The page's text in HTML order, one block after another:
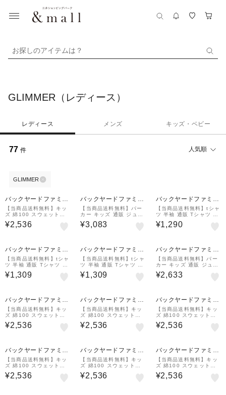
お探しのアイテムは？
GLIMMER（レディース）
レディース メンズ キッズ・ベビー
77 件 人気順
GLIMMER
バックヤードファミリ
ー
【当商品送料無料】キッ
ズ 綿100 スウェットパ
ンツ 通販 ジュニア スウ
ェット パンツ ルームウ
¥2,536
バックヤードファミリ
ー【当商品送料無料】パー
カー キッズ 通販 ジュニ
ア パーカ ジップアップ
ジップアップライトパー
¥3,083
バックヤードファミリ
ー
【当商品送料無料】tシャ
ツ 半袖 通販 Tシャツ カ
ットソー キッズ 120 13
0 140 150 無地 ユニフ
¥1,290
バックヤードファミリ
ー
【当商品送料無料】tシャ
ツ 半袖 通販 Tシャツ カ
ットソー メンズ レディ
ース SS S M L LL 大き
¥1,309
バックヤードファミリ
ー【当商品送料無料】tシャ
ツ 半袖 通販 Tシャツ カ
ットソー メンズ レディ
ース SS S M L LL 大き
¥1,309
バックヤードファミリ
ー
【当商品送料無料】パー
カー キッズ 通販 ジュニ
ア パーカ スエット フー
ディー フーデッドライト
¥2,633
バックヤードファミリ
ー
【当商品送料無料】キッ
ズ 綿100 スウェットパ
ンツ 通販 ジュニア スウ
ェット パンツ ルームウ
¥2,536
バックヤードファミリ
ー【当商品送料無料】キッ
ズ 綿100 スウェットパ
ンツ 通販 ジュニア スウ
ェット パンツ ルームウ
¥2,536
バックヤードファミリ
ー
【当商品送料無料】キッ
ズ 綿100 スウェットパ
ンツ 通販 ジュニア スウ
ェット パンツ ルームウ
¥2,536
バックヤードファミリ
ー
【当商品送料無料】キッ
ズ 綿100 スウェットパ
ンツ 通販 ジュニア スウ
ェット パンツ ルームウ
¥2,536
バックヤードファミリ
ー【当商品送料無料】キッ
ズ 綿100 スウェットパ
ンツ 通販 ジュニア スウ
ェット パンツ ルームウ
¥2,536
バックヤードファミリ
ー
【当商品送料無料】キッ
ズ 綿100 スウェットパ
ンツ 通販 ジュニア スウ
ェット パンツ ルームウ
¥2,536